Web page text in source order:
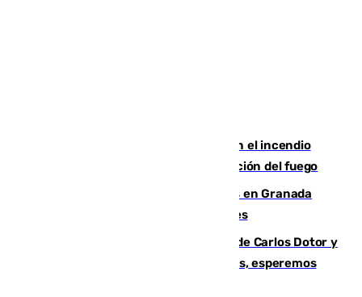
Activado el nivel 2 de emergencia en el incendio
forestal de Niebla por la compleja evolución del fuego
Controlado un incendio de rastrojos en Granada
junto a la autovía y al Callejón de Nogales
Juanfran Funes, sobre las lesiones de Carlos Dotor y
Fernando Calero: “Estamos preocupados, esperemos